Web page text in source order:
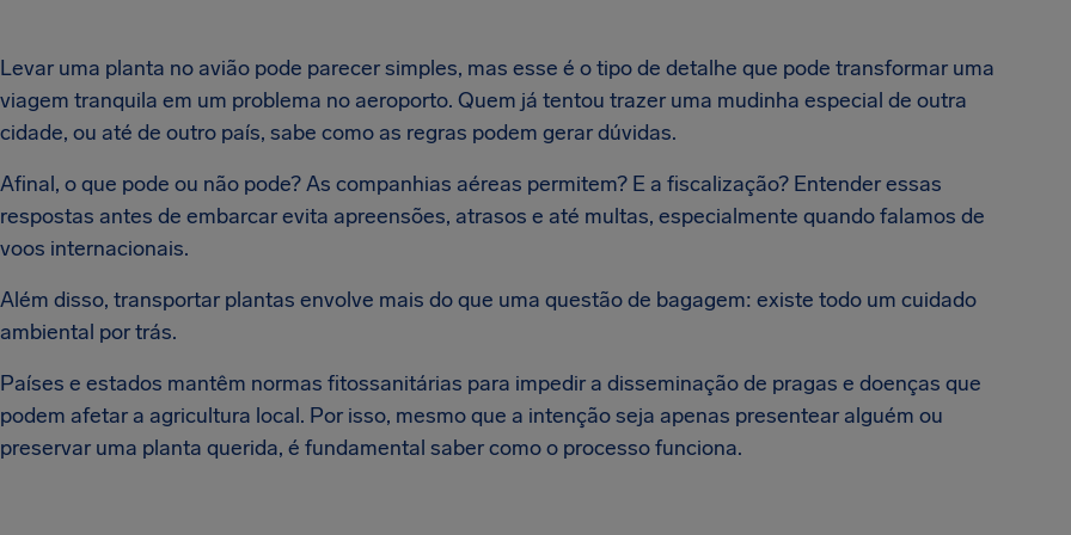
Levar uma planta no avião pode parecer simples, mas esse é o tipo de detalhe que pode transformar uma
viagem tranquila em um problema no aeroporto. Quem já tentou trazer uma mudinha especial de outra
cidade, ou até de outro país, sabe como as regras podem gerar dúvidas.
Afinal, o que pode ou não pode? As companhias aéreas permitem? E a fiscalização? Entender essas
respostas antes de embarcar evita apreensões, atrasos e até multas, especialmente quando falamos de
voos internacionais.
Além disso, transportar plantas envolve mais do que uma questão de bagagem: existe todo um cuidado
ambiental por trás.
Países e estados mantêm normas fitossanitárias para impedir a disseminação de pragas e doenças que
podem afetar a agricultura local. Por isso, mesmo que a intenção seja apenas presentear alguém ou
preservar uma planta querida, é fundamental saber como o processo funciona.